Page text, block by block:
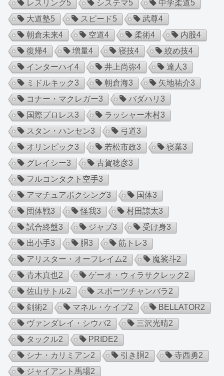
レスリング5 システマ5 中学柔道5
大道塾5 スピード5 武尊4
朝倉未来4 空道4 柔術4 内股4
復帰4 増量4 寝技4 絞め技4
インターハイ4 井上尚弥4 達人 3
ミドルキック3 朝倉海3 矢地祐介3
コナー・マクレガー3 バダハリ 3
国際プロレス3 ラッシャー木村3
スタン・ハンセン3 弓道3
オリンピック3 若松市政3 寝業3
グレイシー3 古賀稔彦3
フルコンタクト空手3
アマチュアボクシング3 国体3
団体戦3 怪我3 村田諒太3
試合終盤3 ジャブ3 受け身3
出小手3 胴3 筋トレ3
アリスター・オーフレイム2 魔裟斗2
青木真也2 ゲーオ・ウィラサクレック2
佐山サトル2 スポーツチャンバラ2
剣術2 マネル・ケイプ2 BELLATOR2
ヴァンダレイ・シウバ2 三沢光晴2
タックル2 PRIDE2
シナ・カリミアン2 引き胴 2 寺西勇2
ジャイアント馬場2